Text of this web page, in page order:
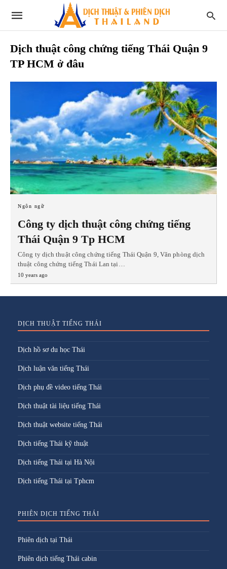
Dịch thuật công chứng tiếng Thái Quận 9
TP HCM ở đâu
Ngôn ngữ
Công ty dịch thuật công chứng tiếng
Thái Quận 9 Tp HCM
Công ty dịch thuật công chứng tiếng Thái Quận 9, Văn phòng dịch
thuật công chứng tiếng Thái Lan tại…
10 years ago
DỊCH THUẬT TIẾNG THÁI
Dịch hồ sơ du học Thái
Dịch luận văn tiếng Thái
Dịch phụ đề video tiếng Thái
Dịch thuật tài liệu tiếng Thái
Dịch thuật website tiếng Thái
Dịch tiếng Thái kỹ thuật
Dịch tiếng Thái tại Hà Nội
Dịch tiếng Thái tại Tphcm
PHIÊN DỊCH TIẾNG THÁI
Phiên dịch tại Thái
Phiên dịch tiếng Thái cabin